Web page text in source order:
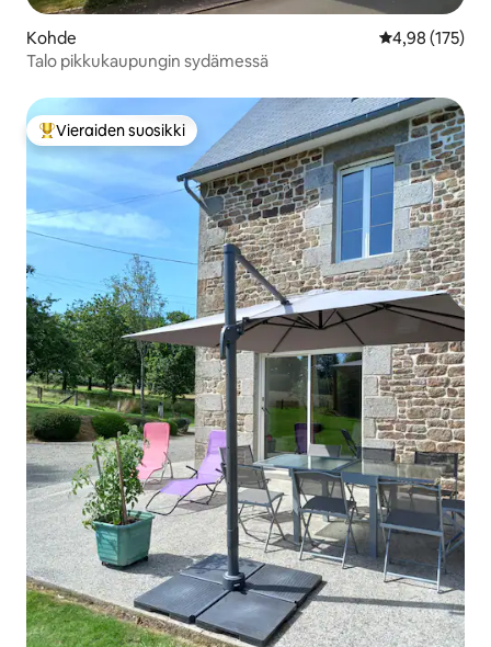
Kohde
4,98 (175)
Talo pikkukaupungin sydämessä
Vieraiden suosikkien parhaimmistoa
Vieraiden suosikki